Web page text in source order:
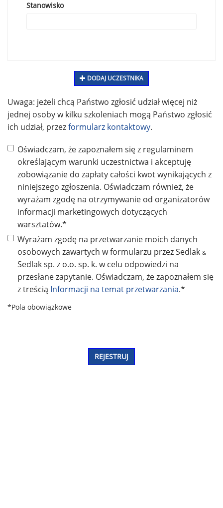
Stanowisko
DODAJ UCZESTNIKA
Uwaga: jeżeli chcą Państwo zgłosić udział więcej niż
jednej osoby w kilku szkoleniach mogą Państwo zgłosić
ich udział, przezformularz kontaktowy.
Oświadczam, że zapoznałem się z regulaminem
określającym warunki uczestnictwa i akceptuję
zobowiązanie do zapłaty całości kwot wynikających z
niniejszego zgłoszenia. Oświadczam również, że
wyrażam zgodę na otrzymywanie od organizatorów
informacji marketingowych dotyczących
warsztatów.*
Wyrażam zgodę na przetwarzanie moich danych
osobowych zawartych w formularzu przez Sedlak &
Sedlak sp. z o.o. sp. k. w celu odpowiedzi na
przesłane zapytanie. Oświadczam, że zapoznałem się
z treścią Informacji na temat przetwarzania.*
*Pola obowiązkowe
REJESTRUJ